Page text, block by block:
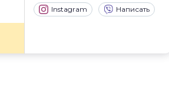
Instagram Написать